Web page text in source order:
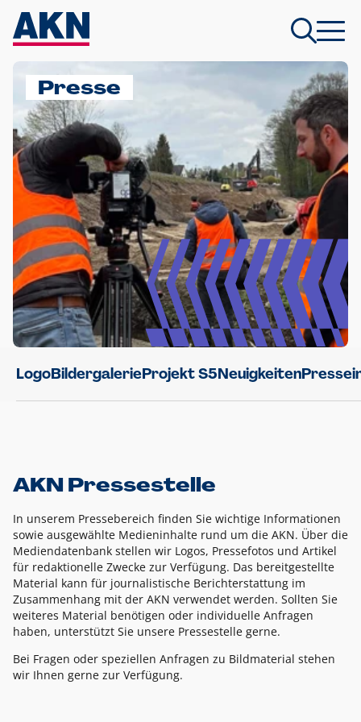
Presse
LogoBildergalerieProjekt S5Neuigkeiten
AKN Pressestelle
In unserem Pressebereich finden Sie wichtige Informationen
sowie ausgewählte Medieninhalte rund um die AKN. Über die
Mediendatenbank stellen wir Logos, Pressefotos und Artikel
für redaktionelle Zwecke zur Verfügung. Das bereitgestellte
Material kann für journalistische Berichterstattung im
Zusammenhang mit der AKN verwendet werden. Sollten Sie
weiteres Material benötigen oder individuelle Anfragen
haben, unterstützt Sie unsere Pressestelle gerne.
Bei Fragen oder speziellen Anfragen zu Bildmaterial stehen
wir Ihnen gerne zur Verfügung.